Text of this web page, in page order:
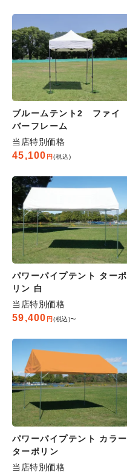
ブルームテント2 ファイ
バーフレーム
当店特別価格
45,100 税込
パワーパイプテント ターポ
リン 白
当店特別価格
59,400 税込 〜
パワーパイプテント カラー
ターポリン
当店特別価格